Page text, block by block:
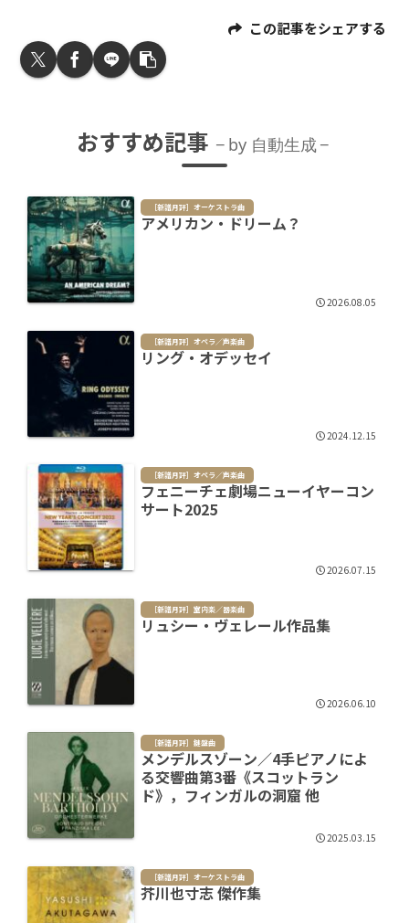
この記事をシェアする
おすすめ記事 by 自動生成
［新譜月評］オーケストラ曲
アメリカン・ドリーム？
2026.08.05
［新譜月評］オペラ／声楽曲
リング・オデッセイ
2024.12.15
［新譜月評］オペラ／声楽曲
フェニーチェ劇場ニューイヤーコン
サート2025
2026.07.15
［新譜月評］室内楽／器楽曲
リュシー・ヴェレール作品集
2026.06.10
［新譜月評］鍵盤曲
メンデルスゾーン／4手ピアノによ
る交響曲第3番《スコットラン
ド》，フィンガルの洞窟 他
2025.03.15
［新譜月評］オーケストラ曲
芥川也寸志 傑作集